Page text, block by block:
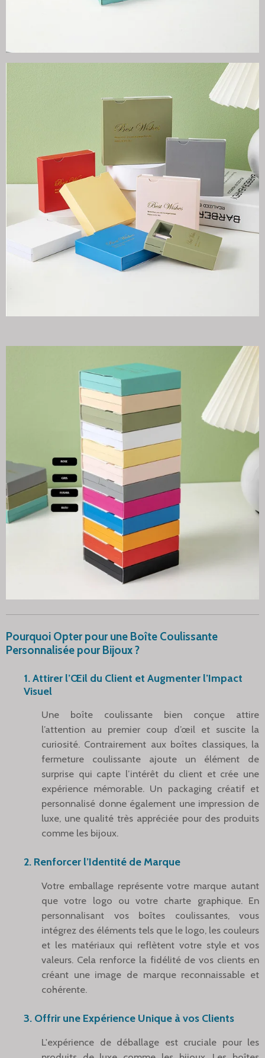
Pourquoi Opter pour une Boîte Coulissante
Personnalisée pour Bijoux ?
1. Attirer l’Œil du Client et Augmenter l’Impact
Visuel
Une boîte coulissante bien conçue attire
l’attention au premier coup d’œil et suscite la
curiosité. Contrairement aux boîtes classiques, la
fermeture coulissante ajoute un élément de
surprise qui capte l’intérêt du client et crée une
expérience mémorable. Un packaging créatif et
personnalisé donne également une impression de
luxe, une qualité très appréciée pour des produits
comme les bijoux.
2. Renforcer l’Identité de Marque
Votre emballage représente votre marque autant
que votre logo ou votre charte graphique. En
personnalisant vos boîtes coulissantes, vous
intégrez des éléments tels que le logo, les couleurs
et les matériaux qui reflètent votre style et vos
valeurs. Cela renforce la fidélité de vos clients en
créant une image de marque reconnaissable et
cohérente.
3. Offrir une Expérience Unique à vos Clients
L'expérience de déballage est cruciale pour les